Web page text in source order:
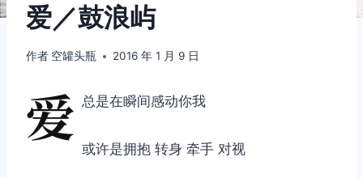
爱／鼓浪屿
作者 空罐头瓶 2016 年 1 月 9 日
爱 总是在瞬间感动你我
或许是拥抱 转身 牵手 对视